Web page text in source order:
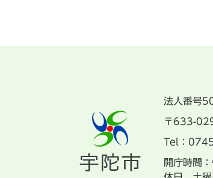
法人番号
〒633-
Tel：
開庁時間